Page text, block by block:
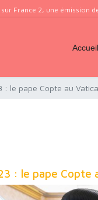
France 2, une émission
Accueil
: le pape Copte au
: le pape Copte